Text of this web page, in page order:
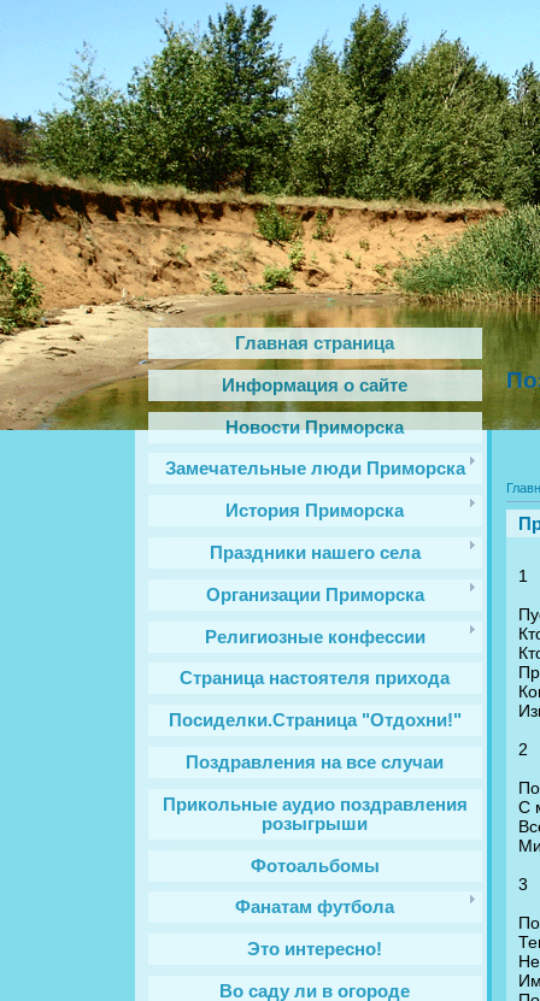
Главная страница
Информация о сайте
Новости Приморска
Замечательные люди Приморска
История Приморска
Праздники нашего села
Организации Приморска
Религиозные конфессии
Cтраница настоятеля прихода
Посиделки.Страница "Отдохни!"
Поздравления на все случаи
Прикольные аудио поздравления
розыгрыши
Фотоальбомы
Фанатам футбола
Это интересно!
Во саду ли в огороде
1
2
С
3